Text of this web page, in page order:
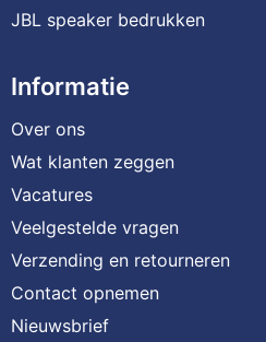
JBL speaker bedrukken
Informatie
Over ons
Wat klanten zeggen
Vacatures
Veelgestelde vragen
Verzending en retourneren
Contact opnemen
Nieuwsbrief